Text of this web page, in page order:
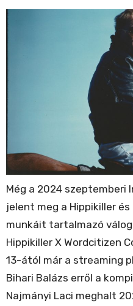
Még a 2024 szeptemberi
jelent meg a Hippikiller
munkáit tartalmazó
Hippikiller X Wordcitizen
13-ától már a streaming
Bihari Balázs erről a
Najmányi Laci meghalt